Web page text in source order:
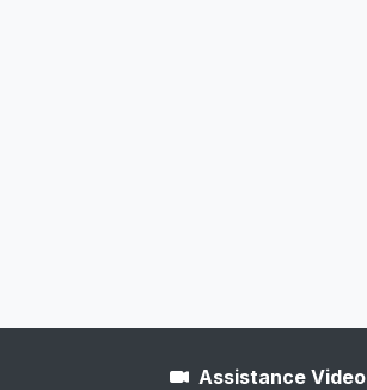
Assistance Video